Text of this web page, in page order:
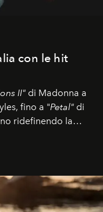
con le hit
II" di Madonna a
fino a "Petal" di
ridefinendo la